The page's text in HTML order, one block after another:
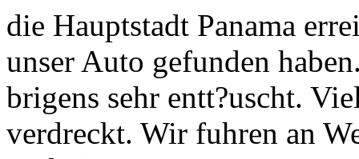
die Hauptstadt Panama
unser Auto gefunden
brigens sehr entt?uscht.
verdreckt. Wir fuhren an